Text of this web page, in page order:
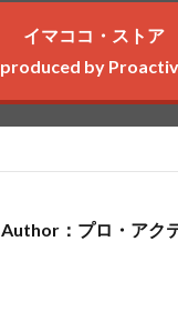
イマココ・ストア
produced by
Author：プロ・アク